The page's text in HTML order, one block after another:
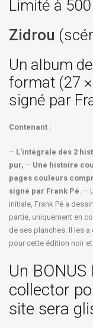
Limité à
Zidrou
Un album
format (27
signé par
Contenant :
– L'intégrale des 2
pur, – Une histoire
pages couleurs
signé par Frank Pé .
initiale, Frank Pé a
partie, uniquement en
de ses planches. Il les
pour cette édition noir et
Un BONUS
collector
site sera